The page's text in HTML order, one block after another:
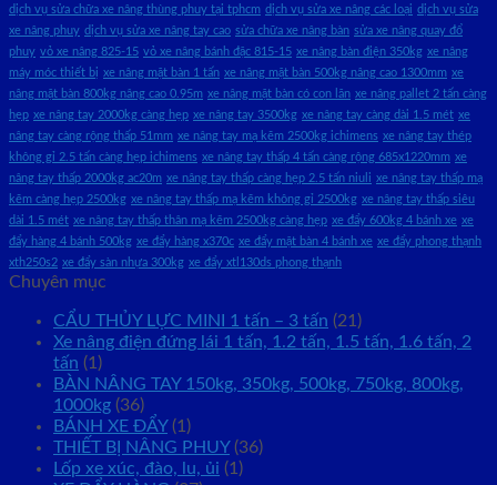
dịch vụ sửa chữa xe nâng thùng phuy tại tphcm dịch vụ sửa xe nâng các loại dịch vụ sửa
xe nâng phuy dịch vụ sửa xe nâng tay cao sửa chữa xe nâng bàn sửa xe nâng quay đổ
phuy vỏ xe nâng 825-15 vỏ xe nâng bánh đặc 815-15 xe nâng bàn điện 350kg xe nâng
máy móc thiết bị xe nâng mặt bàn 1 tấn xe nâng mặt bàn 500kg nâng cao 1300mm xe
nâng mặt bàn 800kg nâng cao 0.95m xe nâng mặt bàn có con lăn xe nâng pallet 2 tấn càng
hẹp xe nâng tay 2000kg càng hẹp xe nâng tay 3500kg xe nâng tay càng dài 1.5 mét xe
nâng tay càng rộng thấp 51mm xe nâng tay mạ kẽm 2500kg ichimens xe nâng tay thép
không gỉ 2.5 tấn càng hẹp ichimens xe nâng tay thấp 4 tấn càng rộng 685x1220mm xe
nâng tay thấp 2000kg ac20m xe nâng tay thấp càng hẹp 2.5 tấn niuli xe nâng tay thấp mạ
kẽm càng hẹp 2500kg xe nâng tay thấp mạ kẽm không gỉ 2500kg xe nâng tay thấp siêu
dài 1.5 mét xe nâng tay thấp thân mạ kẽm 2500kg càng hẹp xe đẩy 600kg 4 bánh xe xe
đẩy hàng 4 bánh 500kg xe đẩy hàng x370c xe đẩy mặt bàn 4 bánh xe xe đẩy phong thạnh
xth250s2 xe đẩy sàn nhựa 300kg xe đẩy xtl130ds phong thạnh
Chuyên mục
CẨU THỦY LỰC MINI 1 tấn – 3 tấn (21)
Xe nâng điện đứng lái 1 tấn, 1.2 tấn, 1.5 tấn, 1.6 tấn, 2
tấn (1)
BÀN NÂNG TAY 150kg, 350kg, 500kg, 750kg, 800kg,
1000kg (36)
BÁNH XE ĐẨY(1)
THIẾT BỊ NÂNG PHUY(36)
Lốp xe xúc, đào, lu, ủi (1)